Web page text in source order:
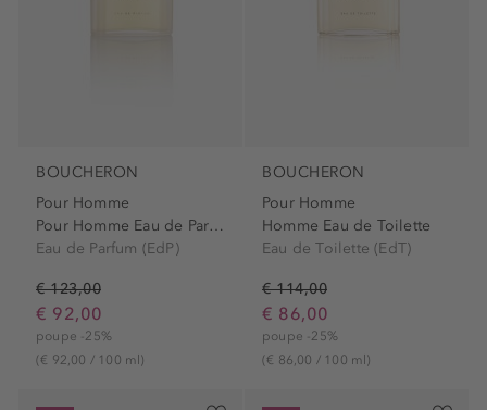
BOUCHERON
Pour Homme
Pour Homme Eau de Parfum
Eau de Parfum (EdP)
€ 123,00
€ 92,00
poupe -25%
(€ 92,00 / 100 ml)
BOUCHERON
Pour Homme
Homme Eau de Toilette
Eau de Toilette (EdT)
€ 114,00
€ 86,00
poupe -25%
(€ 86,00 / 100 ml)